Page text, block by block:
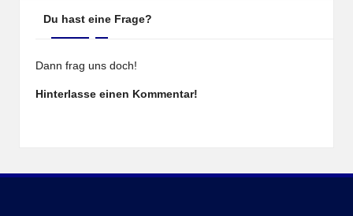
Du hast eine Frage?
Dann frag uns doch!
Hinterlasse einen Kommentar!